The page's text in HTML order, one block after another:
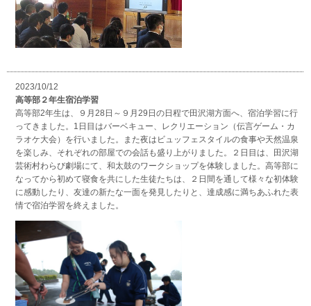
2023/10/12
高等部２年生宿泊学習
高等部2年生は、９月28日～９月29日の日程で田沢湖方面へ、宿泊学習に行
ってきました。1日目はバーベキュー、レクリエーション（伝言ゲーム・カ
ラオケ大会）を行いました。また夜はビュッフェスタイルの食事や天然温泉
を楽しみ、それぞれの部屋での会話も盛り上がりました。２日目は、田沢湖
芸術村わらび劇場にて、和太鼓のワークショップを体験しました。高等部に
なってから初めて寝食を共にした生徒たちは、２日間を通して様々な初体験
に感動したり、友達の新たな一面を発見したりと、達成感に満ちあふれた表
情で宿泊学習を終えました。